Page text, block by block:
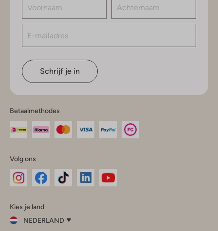
Schrijf je in
Betaalmethodes
Volg ons
InstagramFacebook
Kies je land
NEDERLAND